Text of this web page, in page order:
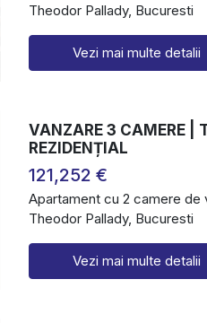
Theodor Pallady, Bucuresti
Vezi mai multe detalii
VANZARE 3 CAMERE |
REZIDENȚIAL
121,252 €
Apartament cu 2 camere de
Theodor Pallady, Bucuresti
Vezi mai multe detalii